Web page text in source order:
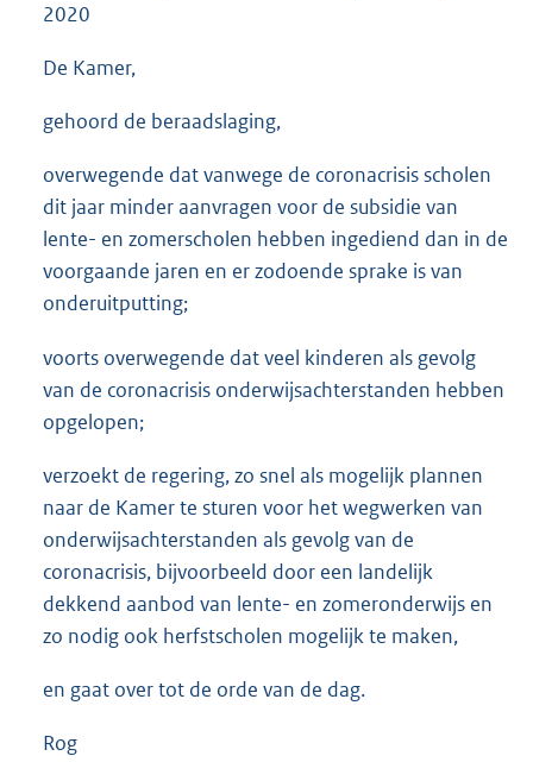
2020
De Kamer,
gehoord de beraadslaging,
overwegende dat vanwege de coronacrisis scholen
dit jaar minder aanvragen voor de subsidie van
lente- en zomerscholen hebben ingediend dan in de
voorgaande jaren en er zodoende sprake is van
onderuitputting;
voorts overwegende dat veel kinderen als gevolg
van de coronacrisis onderwijsachterstanden hebben
opgelopen;
verzoekt de regering, zo snel als mogelijk plannen
naar de Kamer te sturen voor het wegwerken van
onderwijsachterstanden als gevolg van de
coronacrisis, bijvoorbeeld door een landelijk
dekkend aanbod van lente- en zomeronderwijs en
zo nodig ook herfstscholen mogelijk te maken,
en gaat over tot de orde van de dag.
Rog